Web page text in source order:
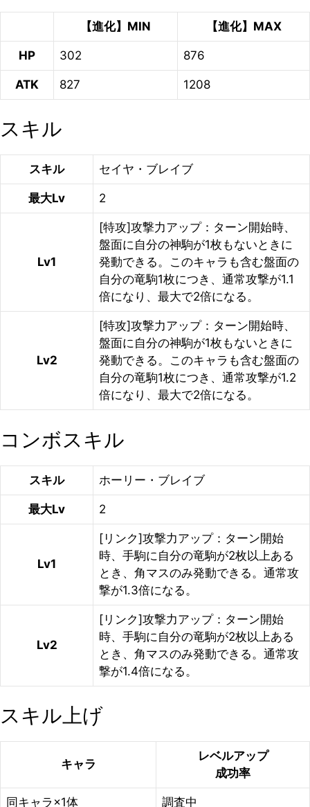
【進化】MIN 【進化】MAX
HP 302 876
ATK 827 1208
スキル
スキル セイヤ・ブレイブ
最大Lv 2
Lv1
[特攻]攻撃力アップ：ターン開始時、
盤面に自分の神駒が1枚もないときに
発動できる。このキャラも含む盤面の
自分の竜駒1枚につき、通常攻撃が1.1
倍になり、最大で2倍になる。
Lv2
[特攻]攻撃力アップ：ターン開始時、
盤面に自分の神駒が1枚もないときに
発動できる。このキャラも含む盤面の
自分の竜駒1枚につき、通常攻撃が1.2
倍になり、最大で2倍になる。
コンボスキル
スキル ホーリー・ブレイブ
最大Lv 2
Lv1
[リンク]攻撃力アップ：ターン開始
時、手駒に自分の竜駒が2枚以上ある
とき、角マスのみ発動できる。通常攻
撃が1.3倍になる。
Lv2
[リンク]攻撃力アップ：ターン開始
時、手駒に自分の竜駒が2枚以上ある
とき、角マスのみ発動できる。通常攻
撃が1.4倍になる。
スキル上げ
キャラ
レベルアップ
成功率
同キャラ×1体 調査中